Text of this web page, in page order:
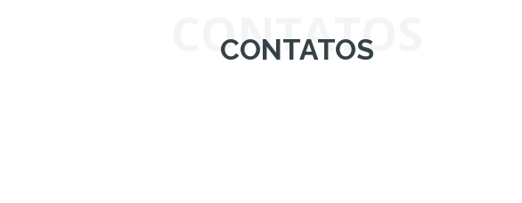
CONTATOS
CONTATOS